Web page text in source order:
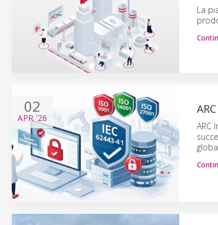
La
02
APR'26
ARC